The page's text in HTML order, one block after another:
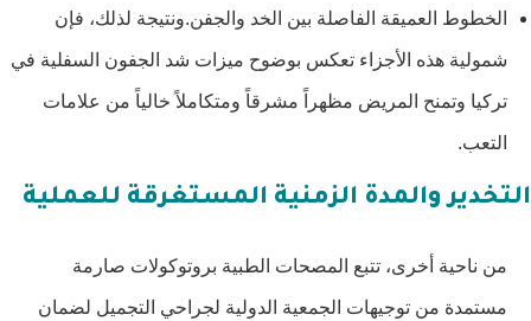
الخطوط العميقة الفاصلة بين الخد والجفن.ونتيجة لذلك، فإن
شمولية هذه الأجزاء تعكس بوضوح ميزات شد الجفون السفلية في
تركيا وتمنح المريض مظهراً مشرقاً ومتكاملاً خالياً من علامات
التعب.
التخدير والمدة الزمنية المستغرقة للعملية
من ناحية أخرى، تتبع المصحات الطبية بروتوكولات صارمة
مستمدة من توجيهات الجمعية الدولية لجراحي التجميل لضمان